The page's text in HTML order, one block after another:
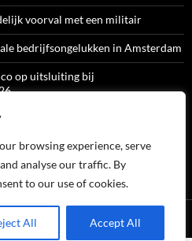
browsing experience, serve
analyse our traffic. By
to our use of cookies.
All Accept All
voorval met een militair
bedrijfsongelukken in Amsterdam
op uitsluiting bij